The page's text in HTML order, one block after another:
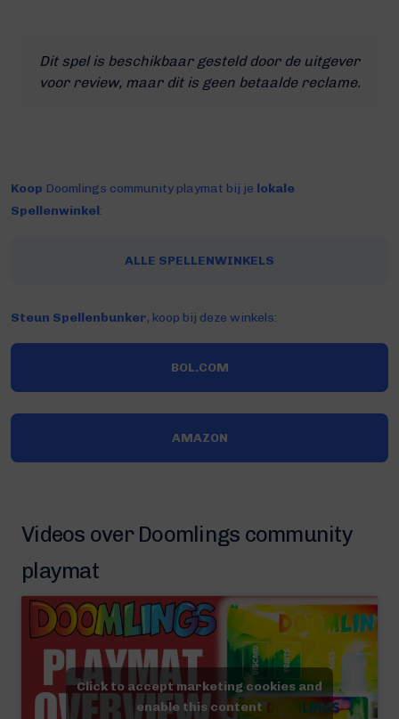
Dit spel is beschikbaar gesteld door de uitgever
voor review, maar dit is geen betaalde reclame.
Koop Doomlings community playmat bij je lokale
Spellenwinkel:
ALLE SPELLENWINKELS
Steun Spellenbunker, koop bij deze winkels:
BOL.COM
AMAZON
Videos over Doomlings community
playmat
Click to accept marketing cookies and
enable this content